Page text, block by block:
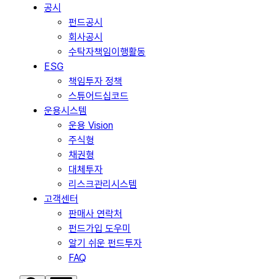
공시
펀드공시
회사공시
수탁자책임이행활동
ESG
책임투자 정책
스튜어드십코드
운용시스템
운용 Vision
주식형
채권형
대체투자
리스크관리시스템
고객센터
판매사 연락처
펀드가입 도우미
알기 쉬운 펀드투자
FAQ